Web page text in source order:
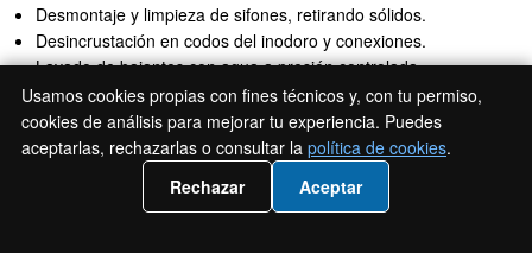
Desmontaje y limpieza de sifones, retirando sólidos.
Desincrustación en codos del inodoro y conexiones.
Lavado de bajantes con agua a presión controlada.
Revisión de ventilación de la red para evitar succión de sifones.
Consejo: no tirar toallitas ni productos fibrosos. En comunidades
La Magdalena, esto evita el 60% de atascos.
Desatascos sin obra: métodos mecánicos e
📲 Llámanos 919 93 18 54
Usamos cookies propias con fines técnicos y, con tu permiso,
cookies de análisis para mejorar tu experiencia. Puedes
aceptarlas, rechazarlas o consultar la política de cookies.
Rechazar
Aceptar